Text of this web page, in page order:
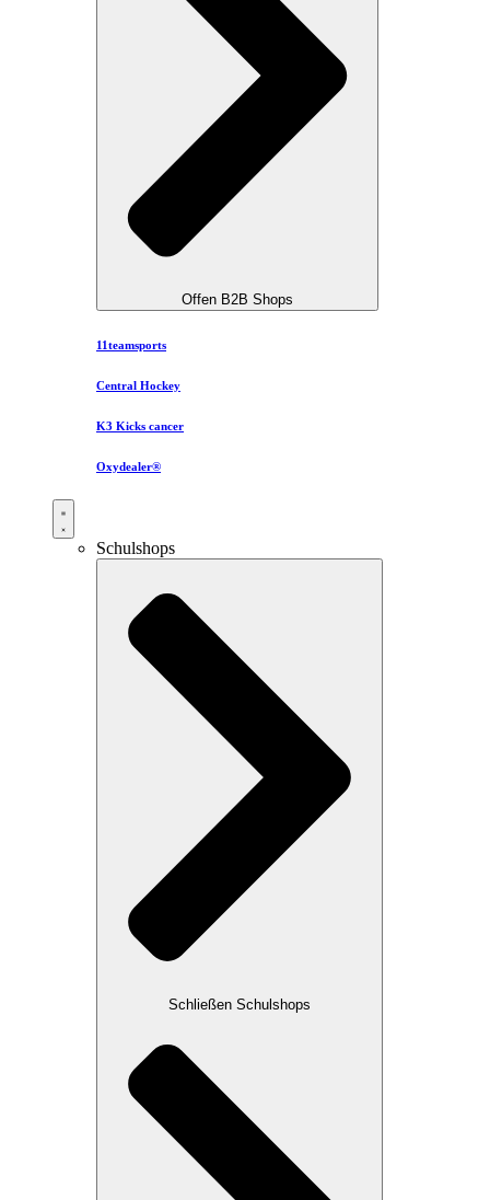
Offen B2B Shops
11teamsports
Central Hockey
K3 Kicks cancer
Oxydealer®
Schulshops
Schließen Schulshops